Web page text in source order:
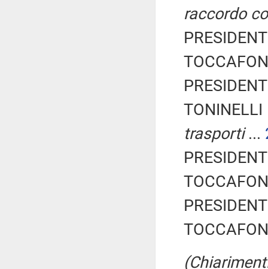
raccordo
trasporti...